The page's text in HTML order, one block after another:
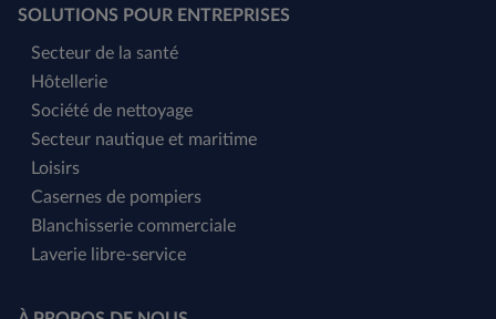
SOLUTIONS POUR ENTREPRISES
Secteur de la santé
Hôtellerie
Société de nettoyage
Secteur nautique et maritime
Loisirs
Casernes de pompiers
Blanchisserie commerciale
Laverie libre-service